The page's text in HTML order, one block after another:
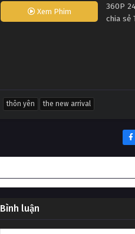
Xem Phim
360P
chia sẻ
thôn yên the new arrival
Bình luận